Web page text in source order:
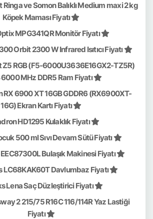
ve Somon Balıklı Medium maxi 2 kg
Köpek Maması Fiyatı
MPG341QR Monitör Fiyatı
Orbit 2300 W Infrared Isıtıcı Fiyatı
Z5 RGB (F5-6000U3636E16GX2-TZ5R)
6000 MHz DDR5 Ram Fiyatı
RX 6900 XT 16GB GDDR6 (RX6900XT-
16G) Ekran Kartı Fiyatı
HD1295 Kulaklık Fiyatı
500 ml Sıvı Devam Sütü Fiyatı
Bulaşık Makinesi Fiyatı
LC68KAK60T Davlumbaz Fiyatı
Lena Saç Düzleştirici Fiyatı
2 215/75 R16C 116/114R Yaz Lastiği
Fiyatı